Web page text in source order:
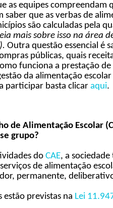
as equipes compreendam
saber que as verbas de
são calculadas pela
mais sobre isso na área
Outra questão essencial é
públicas, quais
funciona a prestação
da alimentação
participar basta clicar aqui.
de Alimentação Escolar
grupo?
do CAE, a
de alimentação
permanente,
estão previstas na Lei